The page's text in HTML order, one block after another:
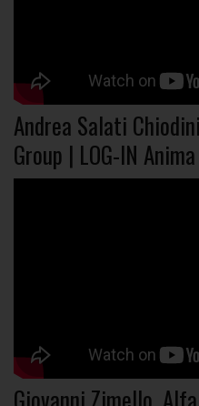
Andrea Salati
Group | LOG-IN